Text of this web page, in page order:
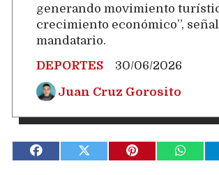
generando movimiento
crecimiento económico”,
mandatario.
DEPORTES
30/06/2026
Juan Cruz Gorosito